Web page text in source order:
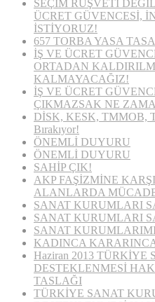
SEÇİM RÜŞVETİ
ÜCRET GÜVENCESİ,
İSTİYORUZ!
657 TORBA YASA
İŞ VE ÜCRET
ORTADAN
KALMAYACAĞIZ!
İŞ VE ÜCRET
ÇIKMAZSAK NE
DİSK, KESK, TMMOB,
Bırakıyor!
ÖNEMLİ DUYURU
ÖNEMLİ DUYURU
SAHİP ÇIK!
AKP FAŞİZMİNE
ALANLARDA
SANAT KURUMLARI
SANAT KURUMLARI
SANAT
KADINCA
Haziran 2013 TÜRKİYE
DESTEKLENMESİ
TASLAĞI
TÜRKİYE SANAT